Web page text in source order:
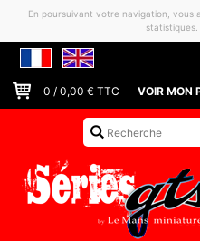
En poursuivant votre navigation, vous
statistiques.
0 / 0,00 € TTC VOIR MON